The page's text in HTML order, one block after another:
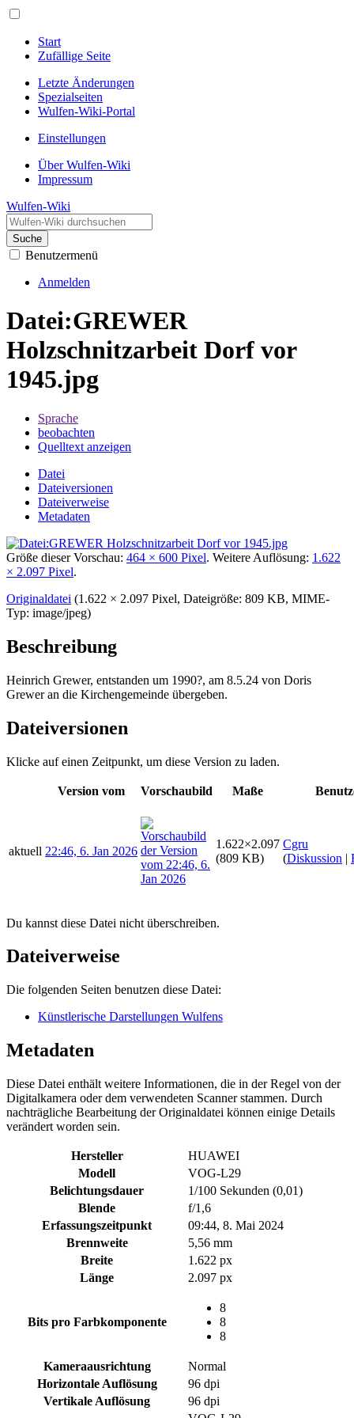
Start
Zufällige Seite
Letzte Änderungen
Spezialseiten
Wulfen-Wiki-Portal
Einstellungen
Über Wulfen-Wiki
Impressum
Wulfen-Wiki
Suche
Benutzermenü
Anmelden
Datei:GREWER
Holzschnitzarbeit Dorf vor
1945.jpg
Sprache
beobachten
Quelltext anzeigen
Datei
Dateiversionen
Dateiverweise
Metadaten
Größe dieser Vorschau: 464 × 600 Pixel. Weitere Auflösung: 1.622
× 2.097 Pixel.
Originaldatei (1.622 × 2.097 Pixel, Dateigröße: 809 KB, MIME-
Typ: image/jpeg)
Beschreibung
Heinrich Grewer, entstanden um 1990?, am 8.5.24 von Doris
Grewer an die Kirchengemeinde übergeben.
Dateiversionen
Klicke auf einen Zeitpunkt, um diese Version zu laden.
Version vom Vorschaubild Maße
aktuell 22:46, 6. Jan 2026
1.622×2.097
(809 KB)
Cgru
(Diskussion |
Du kannst diese Datei nicht überschreiben.
Dateiverweise
Die folgenden Seiten benutzen diese Datei:
Künstlerische Darstellungen Wulfens
Metadaten
Diese Datei enthält weitere Informationen, die in der Regel von der
Digitalkamera oder dem verwendeten Scanner stammen. Durch
nachträgliche Bearbeitung der Originaldatei können einige Details
verändert worden sein.
Hersteller
HUAWEI
Modell
VOG-L29
Belichtungsdauer
1/100 Sekunden (0,01)
Blende
f/1,6
Erfassungszeitpunkt
09:44, 8. Mai 2024
Brennweite
5,56 mm
Breite
1.622 px
Länge
2.097 px
Bits pro Farbkomponente
8
8
8
Kameraausrichtung
Normal
Horizontale Auflösung
96 dpi
Vertikale Auflösung
96 dpi